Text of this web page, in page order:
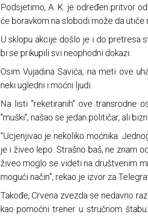
Podsjetimo, A. K. je određen pritvor
će boravkom na slobodi može da utiče
U sklopu akcije došlo je i do pretresa
bi se prikupili svi neophodni dokazi.
Osim Vujadina Savića, na meti ove
neki ugledni i moćni ljudi.
Na listi "reketiranih" ove transrodne
"muški", našao se jedan političar, ali
“Ucjenjivao je nekoliko moćnika.
je i živeo lepo. Strašno baš, ne znam
živeo moglo se videti na društvenim
mogući način”, rekao je izvor za
Takođe, Crvena zvezda se nedavno
kao pomoćni trener u stručnom